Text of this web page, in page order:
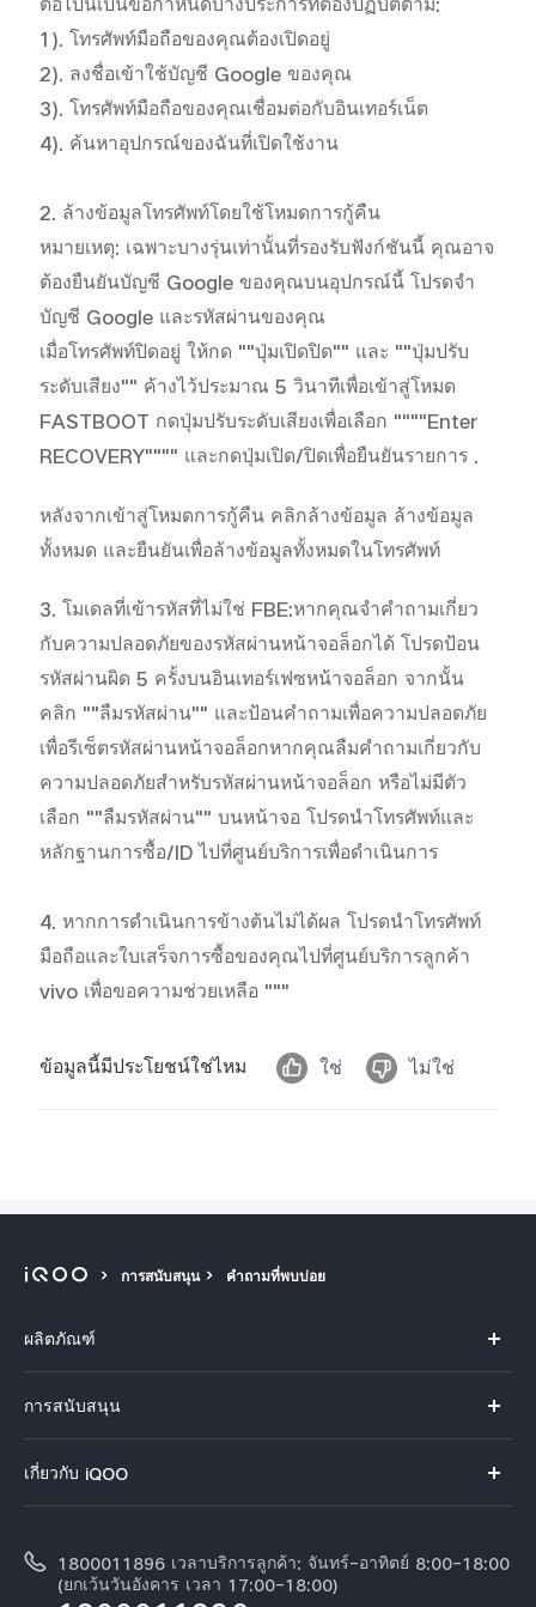
1). โทรศัพท์มือถือของคุณต้องเปิดอยู่
2). ลงชื่อเข้าใช้บัญชี Google ของคุณ
3). โทรศัพท์มือถือของคุณเชื่อมต่อกับอินเทอร์เน็ต
4). ค้นหาอุปกรณ์ของฉันที่เปิดใช้งาน
2. ล้างข้อมูลโทรศัพท์โดยใช้โหมดการกู้คืน
หมายเหตุ: เฉพาะบางรุ่นเท่านั้นที่รองรับฟังก์ชันนี้ คุณอาจ
ต้องยืนยันบัญชี Google ของคุณบนอุปกรณ์นี้ โปรดจำ
บัญชี Google และรหัสผ่านของคุณ
เมื่อโทรศัพท์ปิดอยู่ ให้กด ""ปุ่มเปิดปิด"" และ ""ปุ่มปรับ
ระดับเสียง"" ค้างไว้ประมาณ 5 วินาทีเพื่อเข้าสู่โหมด
FASTBOOT กดปุ่มปรับระดับเสียงเพื่อเลือก """"Enter
RECOVERY"""" และกดปุ่มเปิด/ปิดเพื่อยืนยันรายการ .
หลังจากเข้าสู่โหมดการกู้คืน คลิกล้างข้อมูล ล้างข้อมูล
ทั้งหมด และยืนยันเพื่อล้างข้อมูลทั้งหมดในโทรศัพท์
3. โมเดลที่เข้ารหัสที่ไม่ใช่ FBE:หากคุณจำคำถามเกี่ยว
กับความปลอดภัยของรหัสผ่านหน้าจอล็อกได้ โปรดป้อน
รหัสผ่านผิด 5 ครั้งบนอินเทอร์เฟซหน้าจอล็อก จากนั้น
คลิก ""ลืมรหัสผ่าน"" และป้อนคำถามเพื่อความปลอดภัย
เพื่อรีเซ็ตรหัสผ่านหน้าจอล็อกหากคุณลืมคำถามเกี่ยวกับ
ความปลอดภัยสำหรับรหัสผ่านหน้าจอล็อก หรือไม่มีตัว
เลือก ""ลืมรหัสผ่าน"" บนหน้าจอ โปรดนำโทรศัพท์และ
หลักฐานการซื้อ/ID ไปที่ศูนย์บริการเพื่อดำเนินการ
4. หากการดำเนินการข้างต้นไม่ได้ผล โปรดนำโทรศัพท์
มือถือและใบเสร็จการซื้อของคุณไปที่ศูนย์บริการลูกค้า
vivo เพื่อขอความช่วยเหลือ """
ข้อมูลนี้มีประโยชน์ใช่ไหม ใช่ ไม่ใช่
การสนับสนุน คำถามที่พบบ่อย
ผลิตภัณฑ์
iQOO 13
Z9x 5G
การสนับสนุน
การตรวจยืนยันหมายเลข IMEI
สอบถามเกี่ยวกับราคาอะไหล่
เกี่ยวกับ iQOO
เกี่ยวกับเรา
1800011896 เวลาบริการลูกค้า: จันทร์-อาทิตย์ 8:00-18:00
(ยกเว้นวันอังคาร เวลา 17:00-18:00)